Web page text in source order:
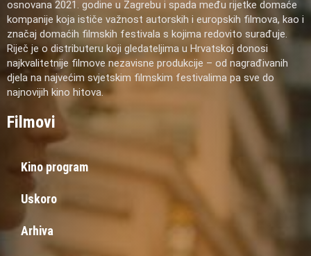
osnovana 2021. godine u Zagrebu i spada među rijetke domaće
kompanije koja ističe važnost autorskih i europskih filmova, kao i
značaj domaćih filmskih festivala s kojima redovito surađuje.
Riječ je o distributeru koji gledateljima u Hrvatskoj donosi
najkvalitetnije filmove nezavisne produkcije – od nagrađivanih
djela na najvećim svjetskim filmskim festivalima pa sve do
najnovijih kino hitova.
Filmovi
Kino program
Uskoro
Arhiva